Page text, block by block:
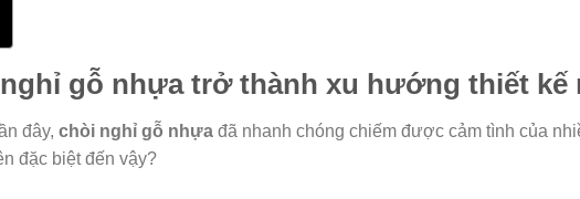
gỗ nhựa trở thành xu hướng thiết kế
đây, chòi nghỉ gỗ nhựa đã nhanh chóng chiếm được cảm tình của
đặc biệt đến vậy?